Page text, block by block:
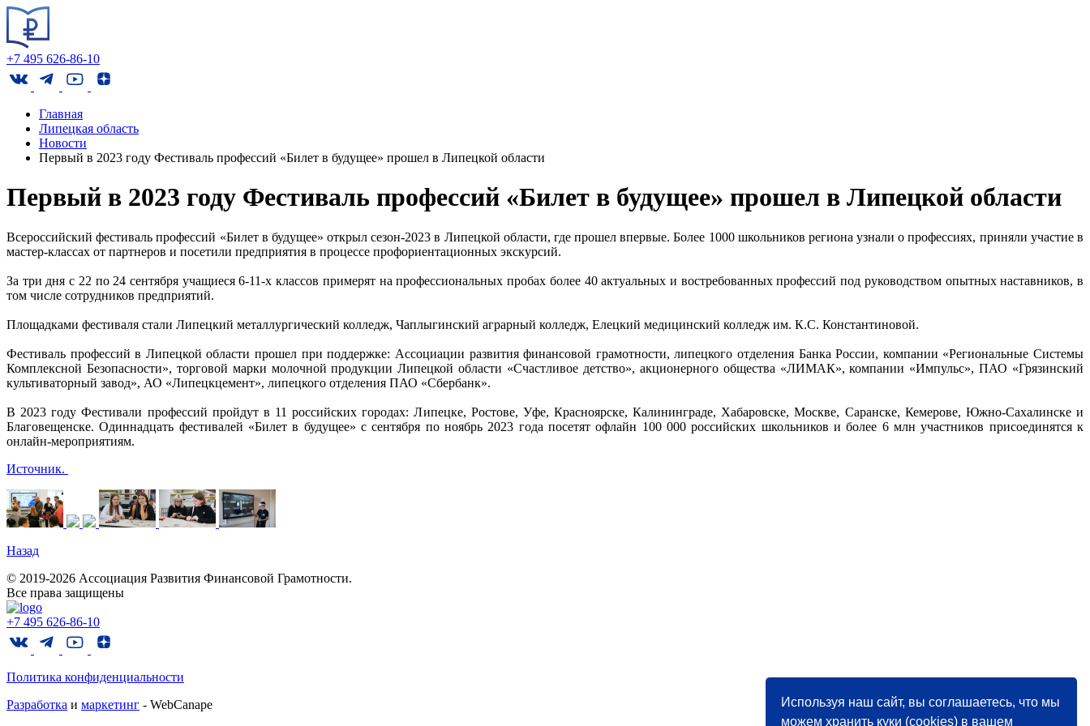
Используя наш сайт, вы соглашаетесь, что мы
можем хранить куки (cookies) в вашем
+7 495 626-86-10
Главная
Липецкая область
Новости
Первый в 2023 году Фестиваль профессий «Билет в будущее» прошел в Липецкой области
Первый в 2023 году Фестиваль профессий «Билет в будущее» прошел в Липецкой области
Всероссийский фестиваль профессий «Билет в будущее» открыл сезон-2023 в Липецкой области, где прошел впервые. Более 1000 школьников региона узнали о профессиях, приняли участие в
мастер-классах от партнеров и посетили предприятия в процессе профориентационных экскурсий.
За три дня с 22 по 24 сентября учащиеся 6-11-х классов примерят на профессиональных пробах более 40 актуальных и востребованных профессий под руководством опытных наставников, в
том числе сотрудников предприятий.
Площадками фестиваля стали Липецкий металлургический колледж, Чаплыгинский аграрный колледж, Елецкий медицинский колледж им. К.С. Константиновой.
Фестиваль профессий в Липецкой области прошел при поддержке: Ассоциации развития финансовой грамотности, липецкого отделения Банка России, компании «Региональные Системы
Комплексной Безопасности», торговой марки молочной продукции Липецкой области «Счастливое детство», акционерного общества «ЛИМАК», компании «Импульс», ПАО «Грязинский
культиваторный завод», АО «Липецкцемент», липецкого отделения ПАО «Сбербанк».
В 2023 году Фестивали профессий пройдут в 11 российских городах: Липецке, Ростове, Уфе, Красноярске, Калининграде, Хабаровске, Москве, Саранске, Кемерове, Южно-Сахалинске и
Благовещенске. Одиннадцать фестивалей «Билет в будущее» с сентября по ноябрь 2023 года посетят офлайн 100 000 российских школьников и более 6 млн участников присоединятся к
онлайн-мероприятиям.
Источник.
Назад
© 2019-2026 Ассоциация Развития Финансовой Грамотности.
Все права защищены
+7 495 626-86-10
Политика конфиденциальности
Разработка и маркетинг - WebCanape